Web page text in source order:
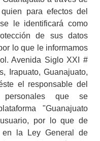
que quieres y
ideal que
o negocio.
para efectos del
le identificará como
de sus datos
lo que le informamos
Avenida Siglo XXI #
Irapuato, Guanajuato,
el responsable del
que se
"Guanajuato
por lo que de
en la Ley General de